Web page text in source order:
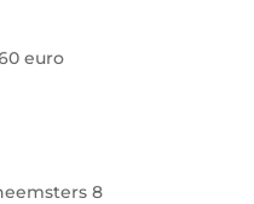
euro
8